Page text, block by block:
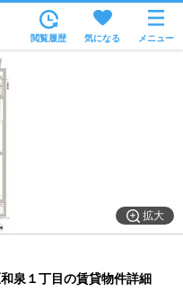
駅から
ら
場から
学時間から
集から
会社から
閲覧履歴 気になる メニュー
拡大
泉１丁目の賃貸物件詳細